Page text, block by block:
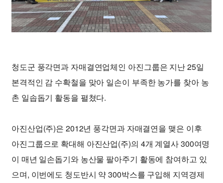
청도군 풍각면과 자매결연업체인 아진그룹은 지난 25일
본격적인 감 수확철을 맞아 일손이 부족한 농가를 찾아 농
촌 일솝돕기 활동을 펼쳤다.
아진산업(주)은 2012년 풍각면과 자매결연을 맺은 이후
아진그룹으로 확대해 아진산업(주)의 4개 계열사 300여명
이 매년 일손돕기와 농산물 팔아주기 활동에 참여하고 있
으며, 이번에도 청도반시 약 300박스를 구입해 지역경제